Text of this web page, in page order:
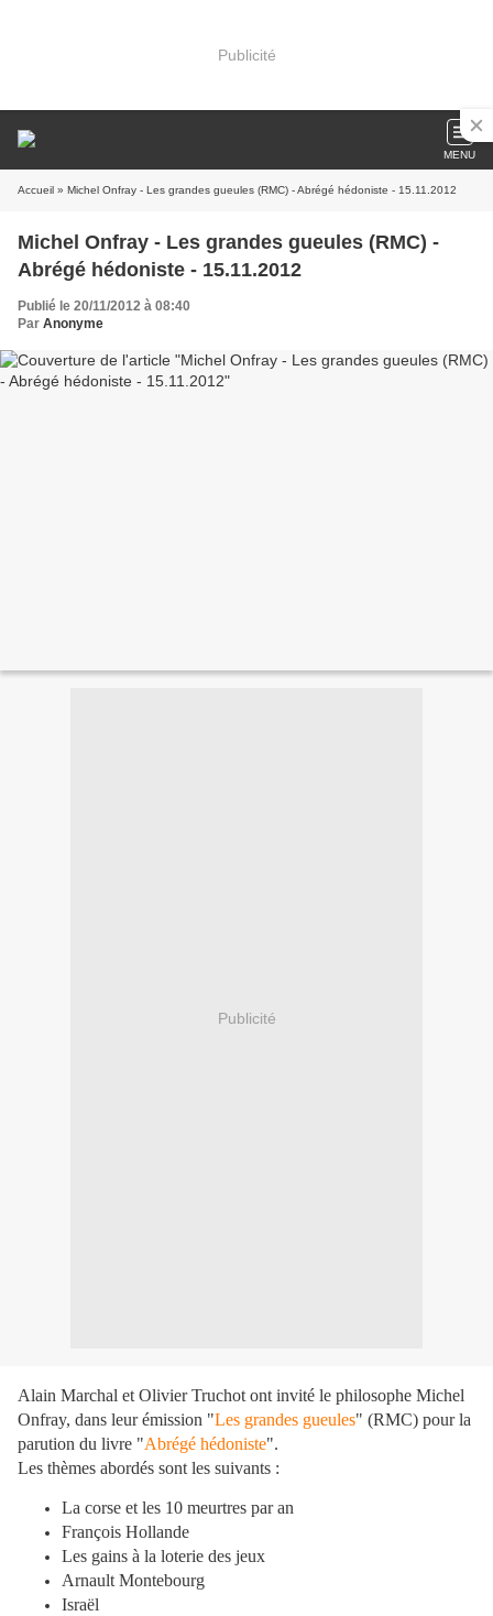
Publicité
MENU
Accueil » Michel Onfray - Les grandes gueules (RMC) - Abrégé hédoniste - 15.11.2012
Michel Onfray - Les grandes gueules (RMC) -
Abrégé hédoniste - 15.11.2012
Publié le 20/11/2012 à 08:40
Par Anonyme
Publicité
Alain Marchal et Olivier Truchot ont invité le philosophe Michel
Onfray, dans leur émission "Les grandes gueules" (RMC) pour la
parution du livre "Abrégé hédoniste".
Les thèmes abordés sont les suivants :
La corse et les 10 meurtres par an
François Hollande
Les gains à la loterie des jeux
Arnault Montebourg
Israël